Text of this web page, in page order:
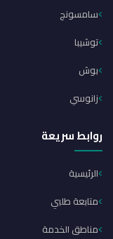
سامسونج
توشيبا
بوش
زانوسي
روابط سريعة
الرئيسية
متابعة طلبي
مناطق الخدمة